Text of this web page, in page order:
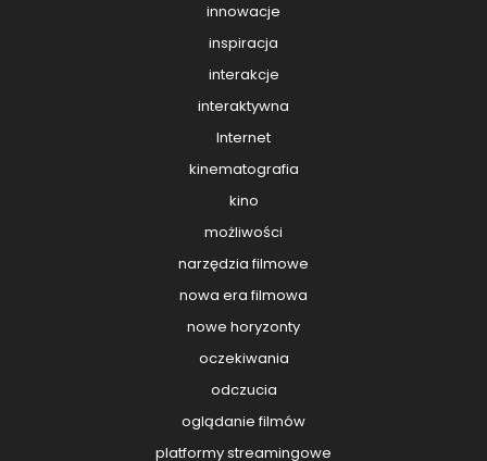
innowacje
inspiracja
interakcje
interaktywna
Internet
kinematografia
kino
możliwości
narzędzia filmowe
nowa era filmowa
nowe horyzonty
oczekiwania
odczucia
oglądanie filmów
platformy streamingowe